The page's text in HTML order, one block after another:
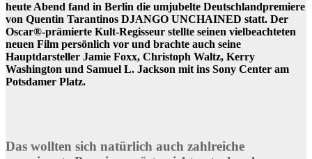
heute Abend fand in Berlin die umjubelte Deutschlandpremiere
von Quentin Tarantinos DJANGO UNCHAINED statt. Der
Oscar®-prämierte Kult-Regisseur stellte seinen vielbeachteten
neuen Film persönlich vor und brachte auch seine
Hauptdarsteller Jamie Foxx, Christoph Waltz, Kerry
Washington und Samuel L. Jackson mit ins Sony Center am
Potsdamer Platz.
Das wollten sich natürlich auch zahlreiche